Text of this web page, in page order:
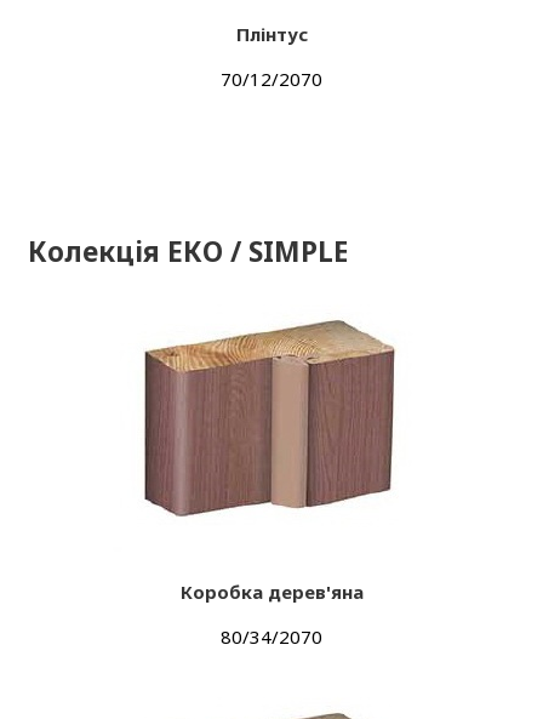
Плінтус
70/12/2070
Колекція ЕКО / SIMPLE
Коробка дерев'яна
80/34/2070